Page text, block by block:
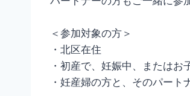
＜参加対象の方＞
・北区在住
・初産で、妊娠中、またはお
・妊産婦の方と、そのパート